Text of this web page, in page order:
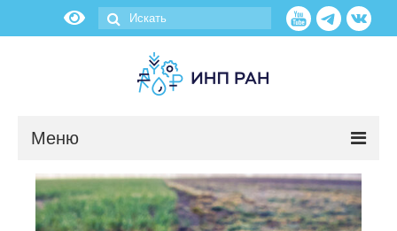
Меню
Новости